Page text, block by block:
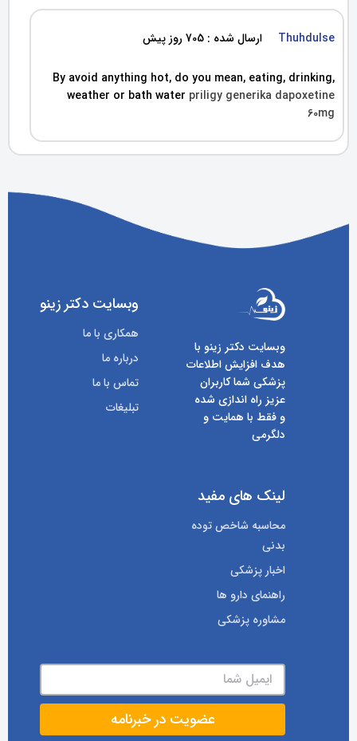
Thuhdulse ارسال شده : 705 روز پیش
By avoid anything hot, do you mean, eating, drinking,
weather or bath water priligy generika dapoxetine
60mg
وبسایت دکتر زینو با
هدف افزایش اطلاعات
پزشکی شما کاربران
عزیز راه اندازی شده
و فقط با همایت و
دلگرمی
وبسایت دکتر زینو
همکاری با ما
درباره ما
تماس با ما
تبلیغات
لینک های مفید
محاسبه شاخص توده
بدنی
اخبار پزشکی
راهنمای دارو ها
مشاوره پزشکی